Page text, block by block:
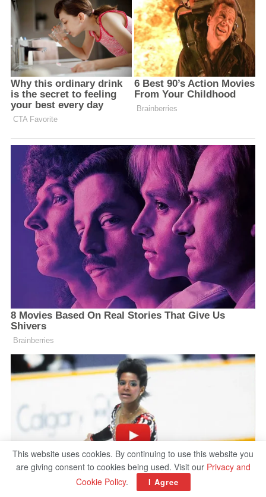
This website uses cookies. By continuing to use this website you
are giving consent to cookies being used. Visit our Privacy and
Cookie Policy. I Agree